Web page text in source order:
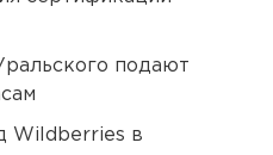
подают
Wildberries в